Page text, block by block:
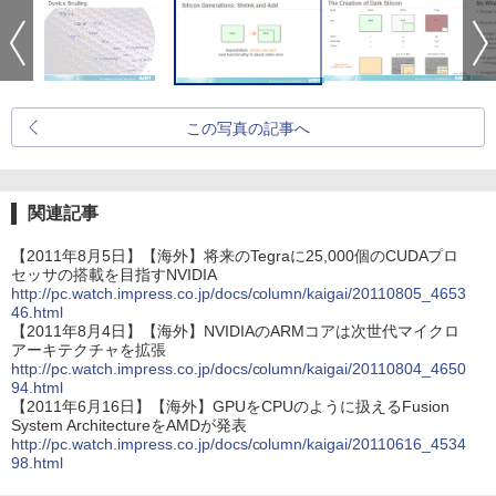
この写真の記事へ
関連記事
【2011年8月5日】【海外】将来のTegraに25,000個のCUDAプロ
セッサの搭載を目指すNVIDIA
http://pc.watch.impress.co.jp/docs/column/kaigai/20110805_4653
46.html
【2011年8月4日】【海外】NVIDIAのARMコアは次世代マイクロ
アーキテクチャを拡張
http://pc.watch.impress.co.jp/docs/column/kaigai/20110804_4650
94.html
【2011年6月16日】【海外】GPUをCPUのように扱えるFusion
System ArchitectureをAMDが発表
http://pc.watch.impress.co.jp/docs/column/kaigai/20110616_4534
98.html